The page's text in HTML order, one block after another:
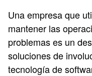
Una empresa que
mantener las
problemas es un
soluciones de
tecnología de